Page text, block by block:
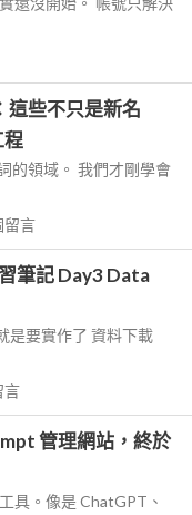
些不只是新名
程
的領域。 我們才剛學會
留言
筆記 Day3 Data
是要實作了 資料下載
言
管理網站，終於
具。像是 ChatGPT、